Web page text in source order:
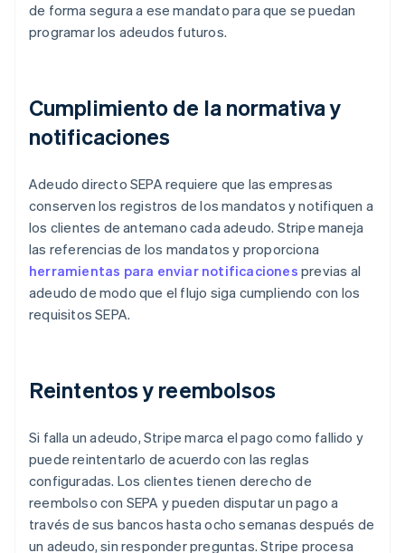
de forma segura a ese mandato para que se puedan
programar los adeudos futuros.
Cumplimiento de la normativa y
notificaciones
Adeudo directo SEPA requiere que las empresas
conserven los registros de los mandatos y notifiquen a
los clientes de antemano cada adeudo. Stripe maneja
las referencias de los mandatos y proporciona
herramientas para enviar notificaciones previas al
adeudo de modo que el flujo siga cumpliendo con los
requisitos SEPA.
Reintentos y reembolsos
Si falla un adeudo, Stripe marca el pago como fallido y
puede reintentarlo de acuerdo con las reglas
configuradas. Los clientes tienen derecho de
reembolso con SEPA y pueden disputar un pago a
través de sus bancos hasta ocho semanas después de
un adeudo, sin responder preguntas. Stripe procesa